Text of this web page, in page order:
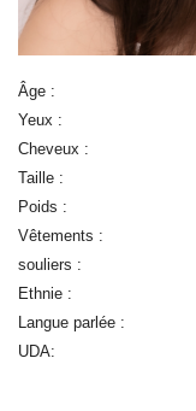
Âge :
Yeux :
Cheveux :
Taille :
Poids :
Vêtements :
souliers :
Ethnie :
Langue parlée :
UDA: